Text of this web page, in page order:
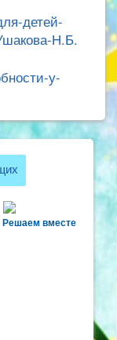
детей-
Н.Б.
у-
Решаем вместе